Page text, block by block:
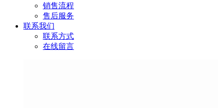
销售流程
售后服务
联系我们
联系方式
在线留言